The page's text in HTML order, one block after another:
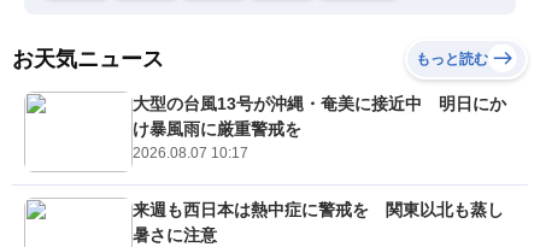
お天気ニュース もっと読む
大型の台風13号が沖縄・奄美に接近中 明日にか
け暴風雨に厳重警戒を
2026.08.07 10:17
来週も西日本は熱中症に警戒を 関東以北も蒸し
暑さに注意